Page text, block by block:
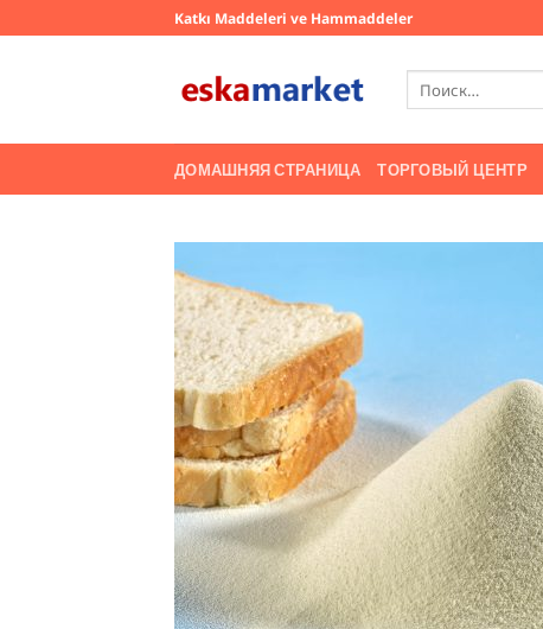
to
Katkı Maddeleri ve Hammaddeler
Искать:
ДОМАШНЯЯ СТРАНИЦА ТОРГОВЫЙ ЦЕНТР